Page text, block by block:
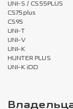
UNI-S / CS55PLUS
CS75plus
CS95
UNI-T
UNI-V
UNI-K
HUNTER PLUS
UNI-K iDD